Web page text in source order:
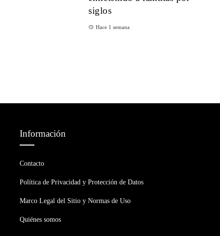
siglos
Hace 1 semana
Información
Contacto
Política de Privacidad y Protección de Datos
Marco Legal del Sitio y Normas de Uso
Quiénes somos